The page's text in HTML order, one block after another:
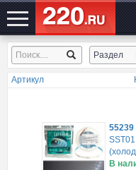
ЭЛЕКТРОСАЙТ№1 Раздел
Артикул
55239
В